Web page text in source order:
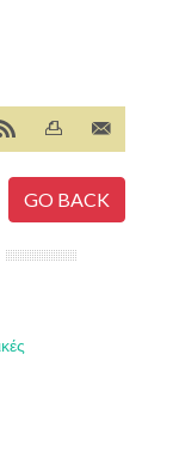
GO BACK